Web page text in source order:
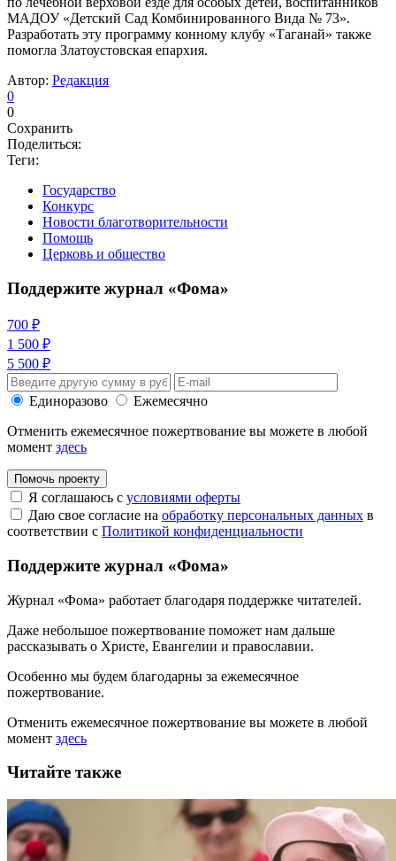
МАДОУ «Детский Сад Комбинированного Вида № 73».
Разработать эту программу конному клубу «Таганай» также
помогла Златоустовская епархия.
Автор: Редакция
0
0
Сохранить
Поделиться:
Теги:
Государство
Конкурс
Новости благотворительности
Помощь
Церковь и общество
Поддержите журнал «Фома»
700 ₽
1 500 ₽
5 500 ₽
Единоразово
Ежемесячно
Отменить ежемесячное пожертвование вы можете в любой
момент здесь
Помочь проекту
Я соглашаюсь с условиями оферты
Даю свое согласие на обработку персональных данных в
соответствии с Политикой конфиденциальности
Поддержите журнал «Фома»
Журнал «Фома» работает благодаря поддержке читателей.
Даже небольшое пожертвование поможет нам дальше
рассказывать о Христе, Евангелии и православии.
Особенно мы будем благодарны за ежемесячное
пожертвование.
Отменить ежемесячное пожертвование вы можете в любой
момент здесь
Читайте также